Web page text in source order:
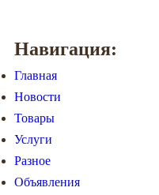
Навигация:
Главная
Новости
Товары
Услуги
Разное
Объявления